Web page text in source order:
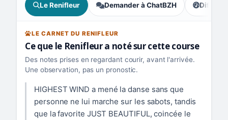
Le Renifleur Demander à ChatBZH ,
LE CARNET DU RENIFLEUR
Ce que le Renifleur a noté sur cette course
Des notes prises en regardant courir, avant l'arrivée.
Une observation, pas un pronostic.
HIGHEST WIND a mené la danse sans que
personne ne lui marche sur les sabots, tandis
que la favorite JUST BEAUTIFUL, coincée le